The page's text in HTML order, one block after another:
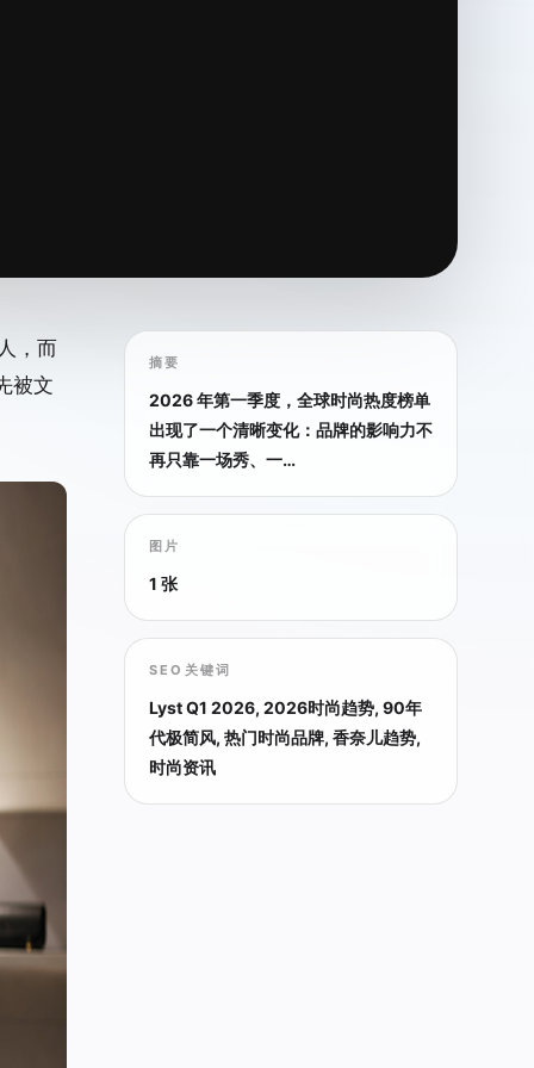
，而
被文
摘要
2026 年第一季度，全球时尚热度榜单
出现了一个清晰变化：品牌的影响力不
再只靠一场秀、一…
图片
1 张
SEO关键词
Lyst Q1 2026, 2026时尚趋势, 90年
代极简风, 热门时尚品牌, 香奈儿趋势,
时尚资讯